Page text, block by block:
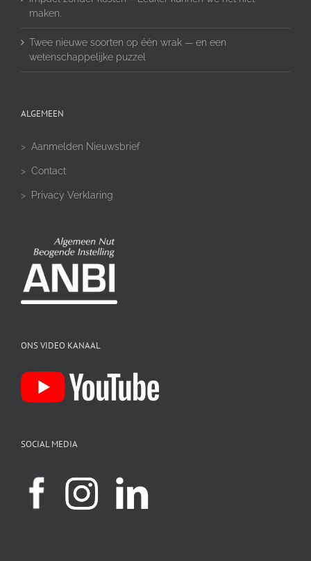
maken.
Twee nieuwe soorten op één wrak — en een
wetenschappelijke puzzel
ALGEMEEN
> Aanmelden Nieuwsbrief
> Contact
> Privacy Verklaring
ONS VIDEO KANAAL
SOCIAL MEDIA